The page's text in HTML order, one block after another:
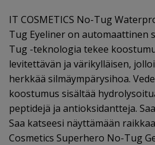
IT COSMETICS No-Tug
Tug Eyeliner on automaattinen
Tug -teknologia tekee
levitettävän ja värikylläisen,
herkkää silmäympärysihoa.
koostumus sisältää
peptidejä ja antioksidantteja.
Saa katseesi näyttämään
Cosmetics Superhero No-Tug